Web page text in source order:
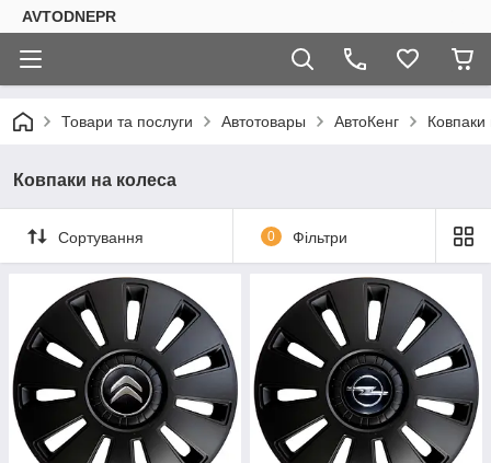
AVTODNEPR
Товари та послуги Автотовары АвтоКенг Ковпаки
Ковпаки на колеса
Сортування 0 Фільтри